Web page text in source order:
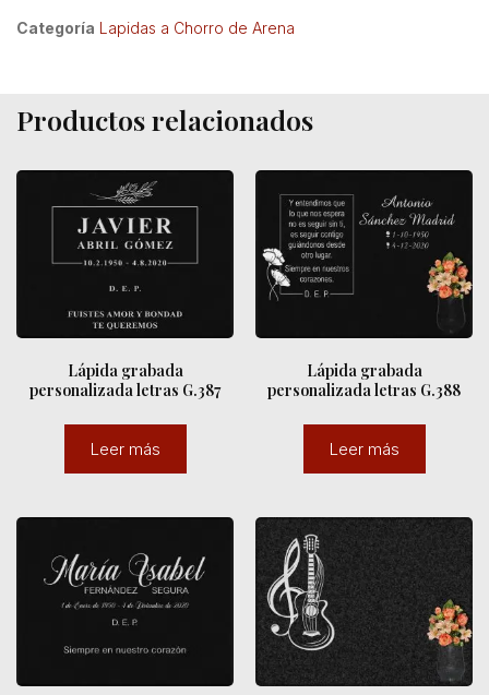
Categoría Lapidas a Chorro de Arena
Productos relacionados
Lápida grabada
personalizada letras G.387
Leer más
Lápida grabada
personalizada letras G.388
Leer más